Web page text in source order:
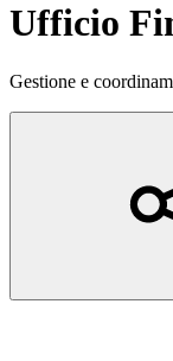
Ufficio
Gestione e